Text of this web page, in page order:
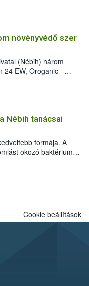
növényvédő szer
(Nébih) három
24 EW, Oroganic –
szüretet követően,
elleni további
kiszerelésben kiskerti
termesztésben is
Nébih tanácsai
formája. A
okozó baktériumok
sütögetés
szól: legalább
Cookie beállítások